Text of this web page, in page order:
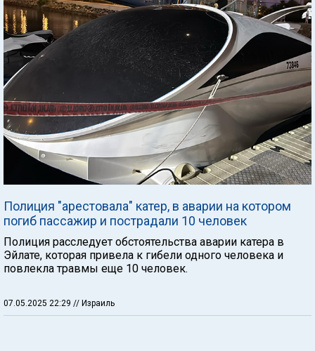
Полиция "арестовала" катер, в аварии на котором
погиб пассажир и пострадали 10 человек
Полиция расследует обстоятельства аварии катера в
Эйлате, которая привела к гибели одного человека и
повлекла травмы еще 10 человек.
07.05.2025 22:29 // Израиль